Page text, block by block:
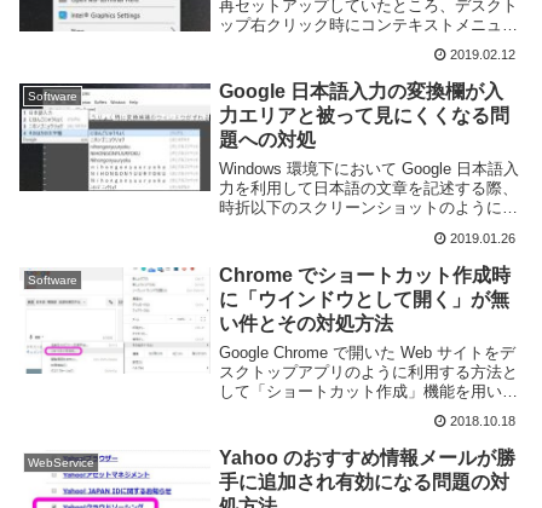
再セットアップしていたところ、デスクト
ップ右クリック時にコンテキストメニュー
分ほど待った後ようやく表示されるという
問題が発生した。右クリックに一分も...
2019.02.12
Software
Google 日本語入力の変換欄が入
力エリアと被って見にくくなる問
題への対処
Windows 環境下において Google 日本語入
力を利用して日本語の文章を記述する際、
時折以下のスクリーンショットのように変
なく、入力中の文字列に被って非常に見難
くなる事がある。これはおそらく W...
2019.01.26
Software
Chrome でショートカット作成時
に「ウインドウとして開く」が無
い件とその対処方法
Google Chrome で開いた Web サイトをデ
スクトップアプリのように利用する方法と
して「ショートカット作成」機能を用いる
イアログにある「ウインドウとして開く」
オプションを有効にすると Win...
2018.10.18
WebService
Yahoo のおすすめ情報メールが勝
手に追加され有効になる問題の対